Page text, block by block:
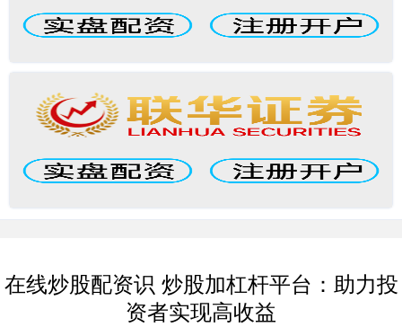
在线炒股配资识 炒股加杠杆平台：助力投
资者实现高收益